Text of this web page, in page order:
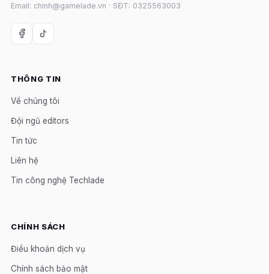
Email: chinh@gamelade.vn · SĐT: 0325563003
THÔNG TIN
Về chúng tôi
Đội ngũ editors
Tin tức
Liên hệ
Tin công nghệ Techlade
CHÍNH SÁCH
Điều khoản dịch vụ
Chính sách bảo mật